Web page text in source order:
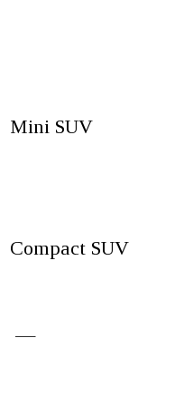
Mini SUV
Compact SUV
—